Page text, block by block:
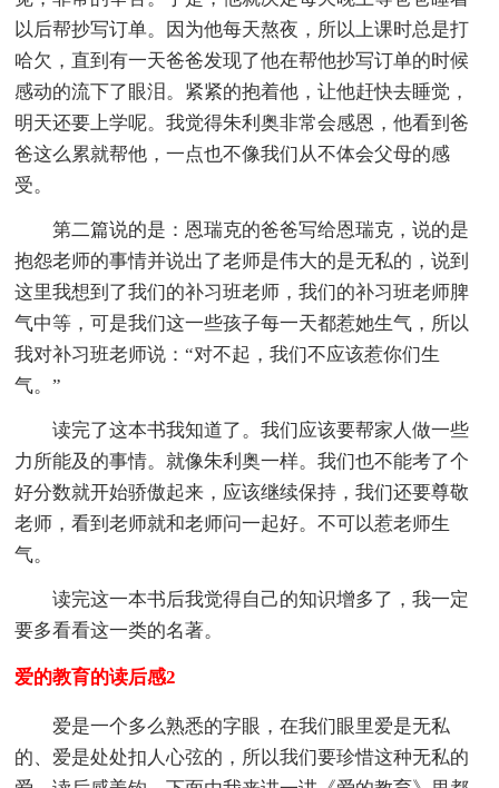
以后帮抄写订单。因为他每天熬夜，所以上课时总是打
哈欠，直到有一天爸爸发现了他在帮他抄写订单的时候
感动的流下了眼泪。紧紧的抱着他，让他赶快去睡觉，
明天还要上学呢。我觉得朱利奥非常会感恩，他看到爸
爸这么累就帮他，一点也不像我们从不体会父母的感
受。
第二篇说的是：恩瑞克的爸爸写给恩瑞克，说的是
抱怨老师的事情并说出了老师是伟大的是无私的，说到
这里我想到了我们的补习班老师，我们的补习班老师脾
气中等，可是我们这一些孩子每一天都惹她生气，所以
我对补习班老师说：“对不起，我们不应该惹你们生
气。”
读完了这本书我知道了。我们应该要帮家人做一些
力所能及的事情。就像朱利奥一样。我们也不能考了个
好分数就开始骄傲起来，应该继续保持，我们还要尊敬
老师，看到老师就和老师问一起好。不可以惹老师生
气。
读完这一本书后我觉得自己的知识增多了，我一定
要多看看这一类的名著。
爱的教育的读后感2
爱是一个多么熟悉的字眼，在我们眼里爱是无私
的、爱是处处扣人心弦的，所以我们要珍惜这种无私的